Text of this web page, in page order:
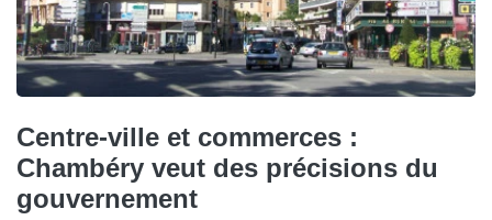
Centre-ville et commerces :
Chambéry veut des précisions du
gouvernement